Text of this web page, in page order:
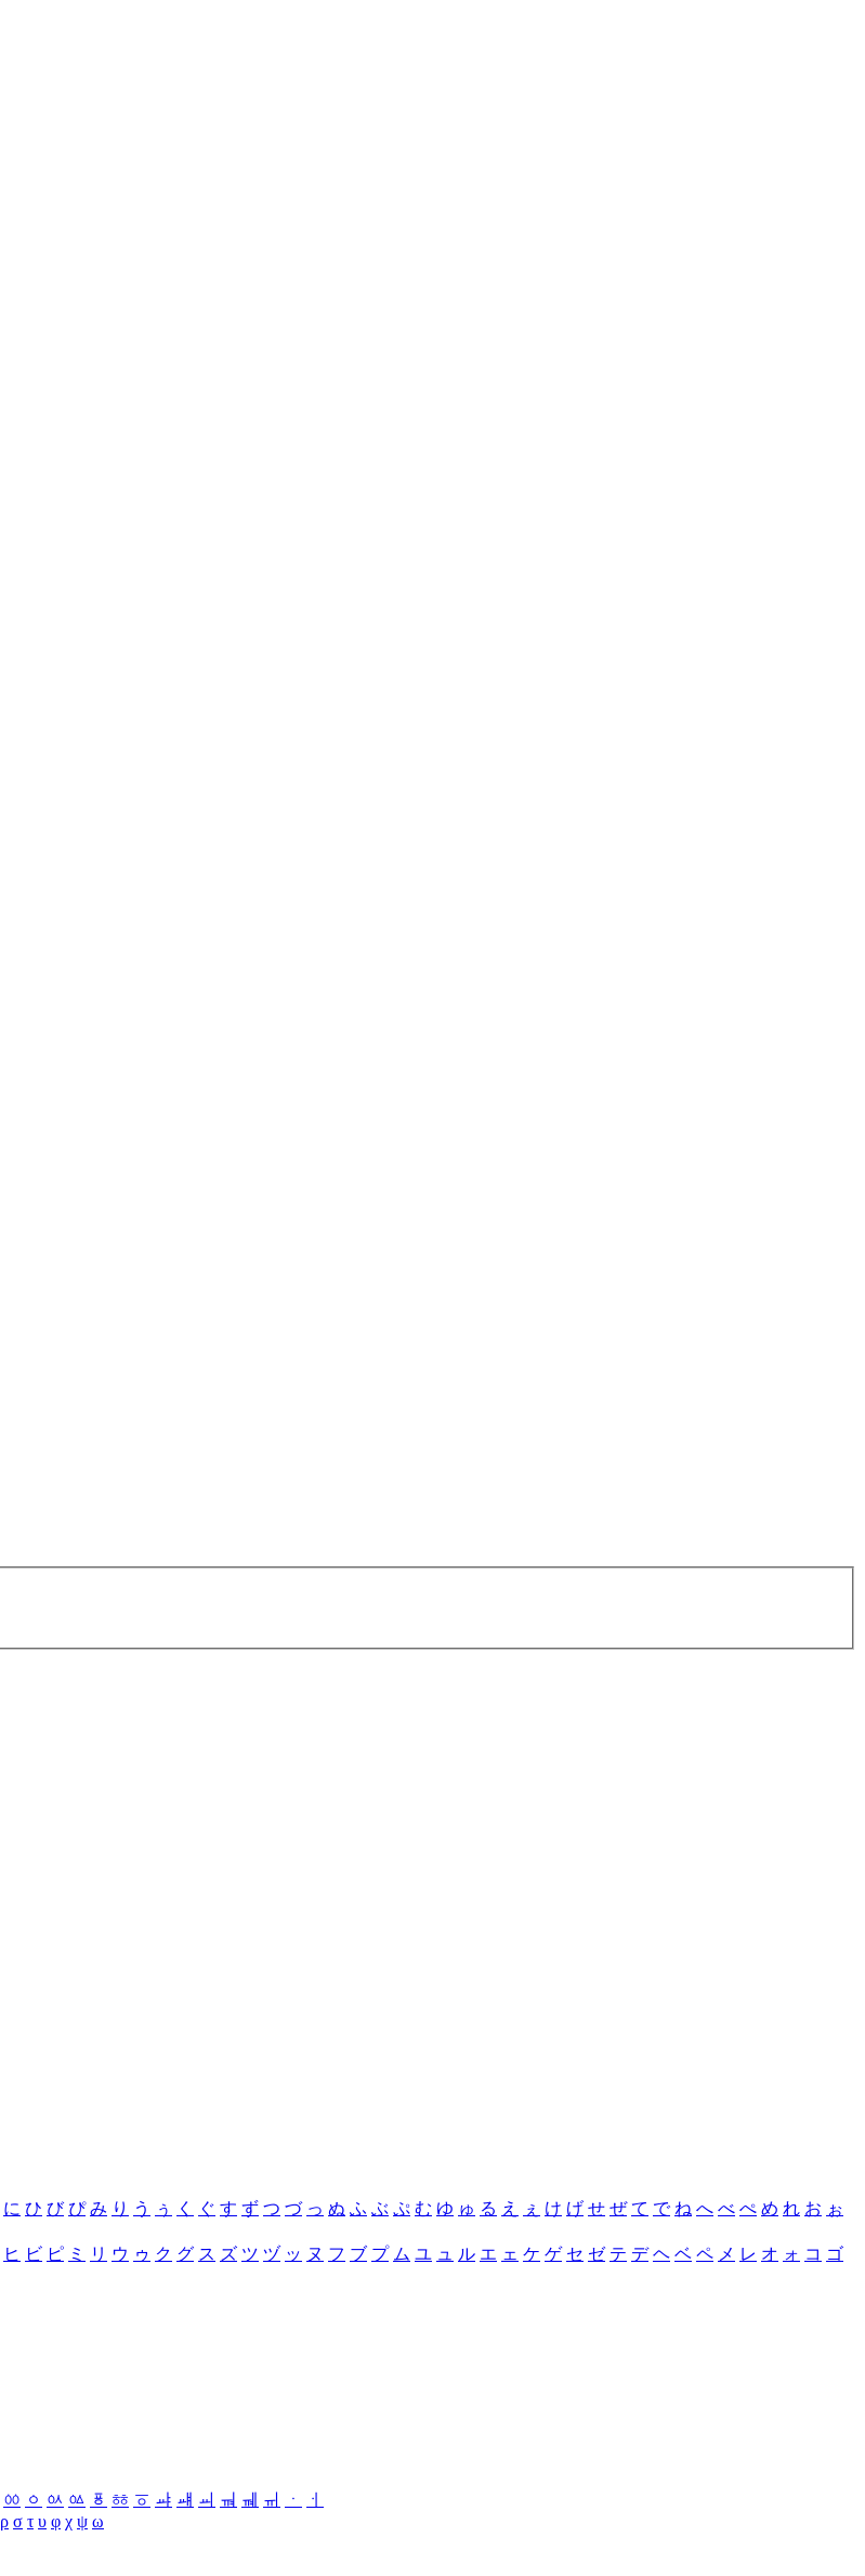
に ひ び ぴ み り う ぅ く ぐ す ず つ づ っ ぬ ふ ぶ ぷ む ゆ ゅ る え ぇ け げ せ ぜ て で ね へ べ ぺ め れ お ぉ
ヒ ビ ピ ミ リ ウ ゥ ク グ ス ズ ツ ヅ ッ ヌ フ ブ プ ム ユ ュ ル エ ェ ケ ゲ セ ゼ テ デ ヘ ベ ペ メ レ オ ォ コ ゴ
ㆀ ㆁ ㆂ ㆃ ㆄ ㆅ ㆆ ㆇ ㆈ ㆉ ㆊ ㆋ ㆌ ㆍ
ㆎ
ρ σ τ υ φ χ ψ ω